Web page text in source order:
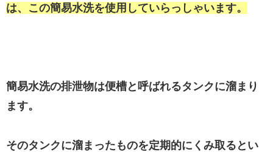
は、この簡易水洗を使用していらっしゃいます。
簡易水洗の排泄物は便槽と呼ばれるタンクに溜まり
ます。
そのタンクに溜まったものを定期的にくみ取るとい